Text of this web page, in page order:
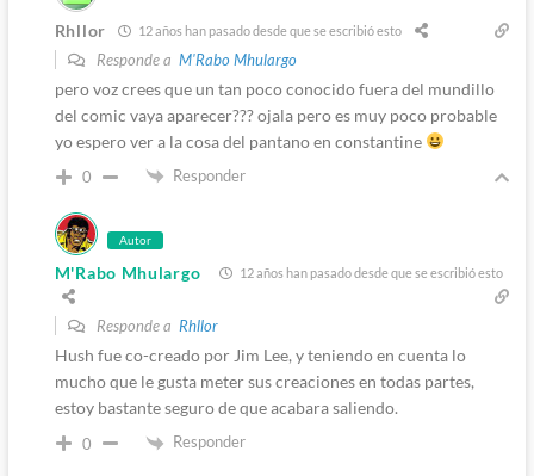
Rhllor 12 años han pasado desde que se escribió esto
Responde a M'Rabo Mhulargo
pero voz crees que un tan poco conocido fuera del mundillo
del comic vaya aparecer??? ojala pero es muy poco probable
yo espero ver a la cosa del pantano en constantine
0 Responder
Autor
M'Rabo Mhulargo 12 años han pasado desde que se escribió esto
Responde a Rhllor
Hush fue co-creado por Jim Lee, y teniendo en cuenta lo
mucho que le gusta meter sus creaciones en todas partes,
estoy bastante seguro de que acabara saliendo.
0 Responder